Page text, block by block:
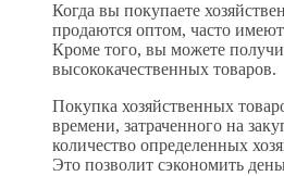
Когда вы покупаете
продаются оптом, часто имеют
Кроме того, вы можете
высококачественных товаров.
Покупка хозяйственных
времени, затраченного на
количество определенных
Это позволит сэкономить